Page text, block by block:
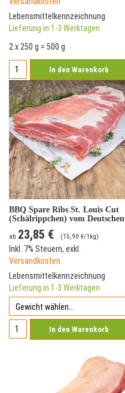
Lebensmittelkennzeichnung
Lieferung in 1-3 Werktagen
2 x 250 g = 500 g
In den Warenkorb
BBQ Spare Ribs St. Louis Cut
(Schälrippchen) vom Deutschen
Landschwein
ab 23,85 € (15,90 €/1kg)
Inkl. 7% Steuern, exkl.
Versandkosten
Lebensmittelkennzeichnung
Lieferung in 1-3 Werktagen
In den Warenkorb